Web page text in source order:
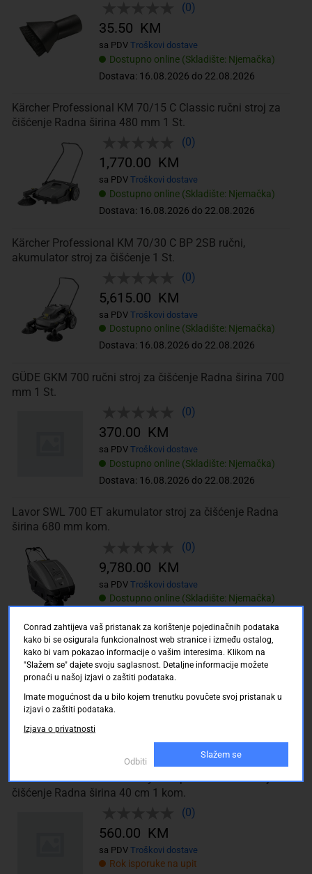
(0)
Dostupno online (Skladište: Njemačka)
Dostava: 16.08.2026 do 22.08.2026
35.50 KM
sa PDV Troškovi dostave
Kärcher Professional KM 70/15 C Classic ručni stroj za
čišćenje Radna širina 480 mm 1 St.
(0)
Dostupno online (Skladište: Njemačka)
Dostava: 16.08.2026 do 22.08.2026
1,770.00 KM
sa PDV Troškovi dostave
Kärcher Professional KM 70/30 C BP 2SB ručni,
akumulator stroj za čišćenje 1 St.
(0)
Dostupno online (Skladište: Njemačka)
Dostava: 16.08.2026 do 22.08.2026
5,615.00 KM
sa PDV Troškovi dostave
GÜDE GKM 700 ručni stroj za čišćenje Radna širina 700
mm 1 St.
(0)
Dostupno online (Skladište: Njemačka)
Dostava: 16.08.2026 do 22.08.2026
370.00 KM
sa PDV Troškovi dostave
Lavor SWL 700 ET akumulator stroj za čišćenje Radna
širina 680 mm kom.
(0)
Dostupno online (Skladište: Njemačka)
9,780.00 KM
sa PDV Troškovi dostave
Gloria Haus und Garten EasySweep stroj za čišćenje
Radna širina 40 1 kom.
425.00 KM
Gloria Haus und Garten EasySweep akumulator stroj za
čišćenje Radna širina 40 cm 1 kom.
(0)
Rok isporuke na upit
560.00 KM
sa PDV Troškovi dostave
Conrad zahtijeva vaš pristanak za korištenje pojedinačnih podataka
kako bi se osigurala funkcionalnost web stranice i između ostalog,
kako bi vam pokazao informacije o vašim interesima. Klikom na
"Slažem se" dajete svoju saglasnost. Detaljne informacije možete
pronaći u našoj izjavi o zaštiti podataka.
Imate mogućnost da u bilo kojem trenutku povučete svoj pristanak u
izjavi o zaštiti podataka.
Izjava o privatnosti
Odbiti
Slažem se